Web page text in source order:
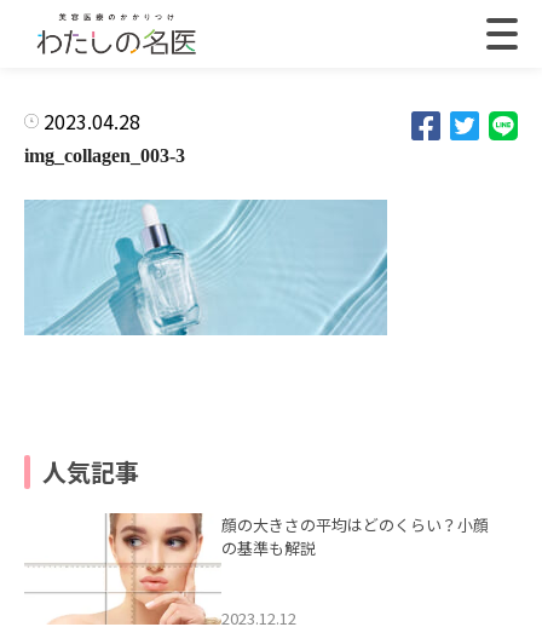
2023.04.28
img_collagen_003-3
人気記事
顔の大きさの平均はどのくらい？小顔
の基準も解説
2023.12.12